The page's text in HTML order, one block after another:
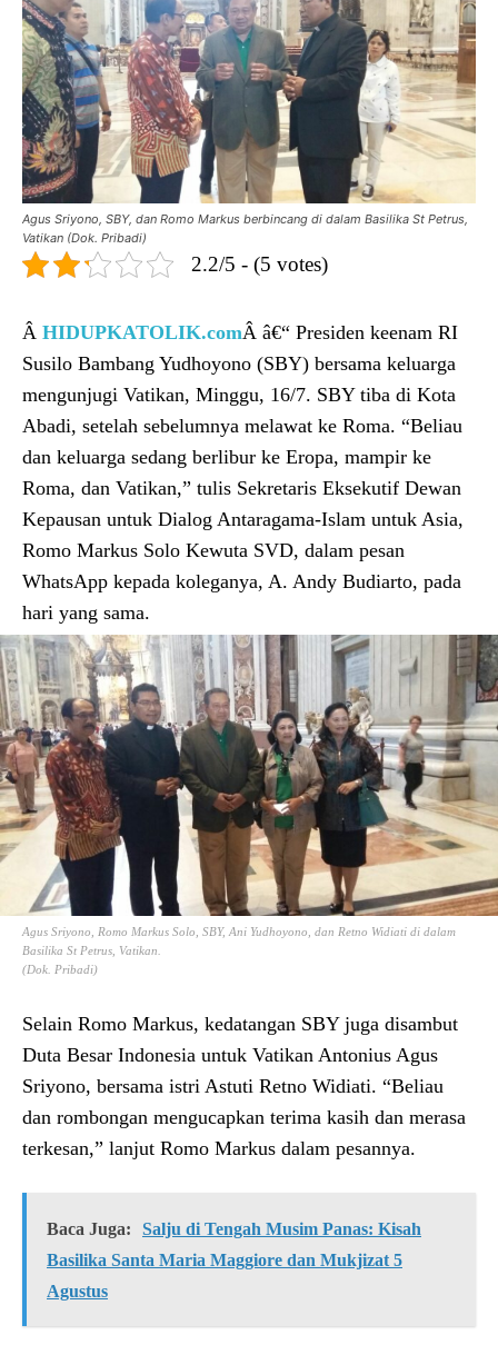
Agus Sriyono, SBY, dan Romo Markus berbincang di dalam Basilika St Petrus,
Vatikan (Dok. Pribadi)
2.2/5 - (5 votes)
Â HIDUPKATOLIK.comÂ â€“ Presiden keenam RI
Susilo Bambang Yudhoyono (SBY) bersama keluarga
mengunjugi Vatikan, Minggu, 16/7. SBY tiba di Kota
Abadi, setelah sebelumnya melawat ke Roma. “Beliau
dan keluarga sedang berlibur ke Eropa, mampir ke
Roma, dan Vatikan,” tulis Sekretaris Eksekutif Dewan
Kepausan untuk Dialog Antaragama-Islam untuk Asia,
Romo Markus Solo Kewuta SVD, dalam pesan
WhatsApp kepada koleganya, A. Andy Budiarto, pada
hari yang sama.
Agus Sriyono, Romo Markus Solo, SBY, Ani Yudhoyono, dan Retno Widiati di dalam
Basilika St Petrus, Vatikan.
(Dok. Pribadi)
Selain Romo Markus, kedatangan SBY juga disambut
Duta Besar Indonesia untuk Vatikan Antonius Agus
Sriyono, bersama istri Astuti Retno Widiati. “Beliau
dan rombongan mengucapkan terima kasih dan merasa
terkesan,” lanjut Romo Markus dalam pesannya.
Baca Juga:
Salju di Tengah Musim Panas: Kisah
Basilika Santa Maria Maggiore dan Mukjizat 5
Agustus